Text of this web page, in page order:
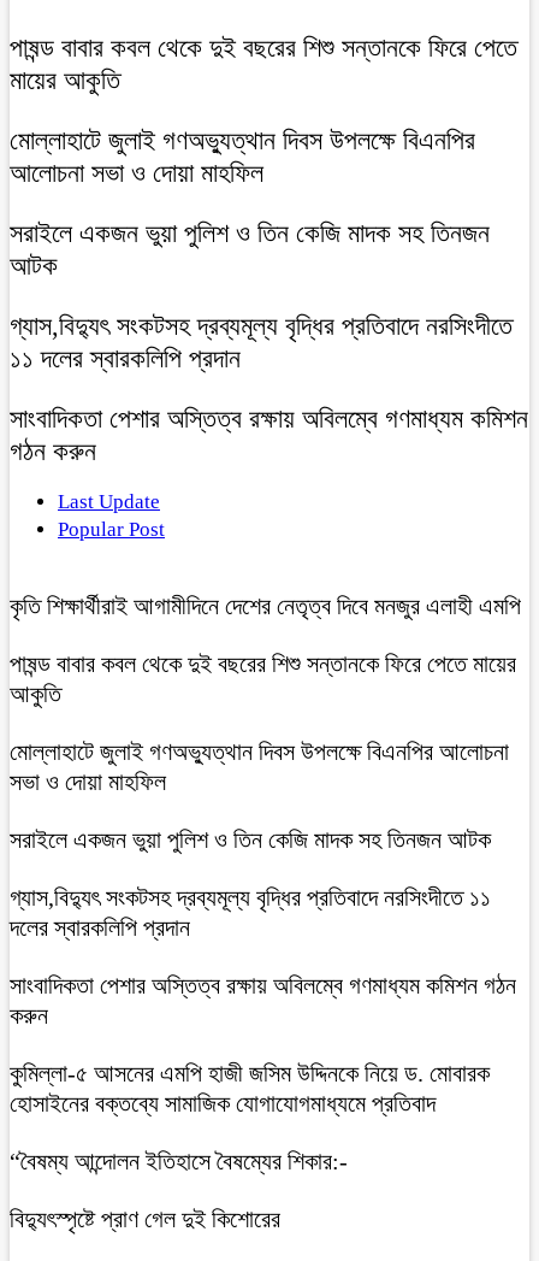
পাষন্ড বাবার কবল থেকে দুই বছরের শিশু সন্তানকে ফিরে পেতে
মায়ের আকুতি
মোল্লাহাটে জুলাই গণঅভ্যুত্থান দিবস উপলক্ষে বিএনপির
আলোচনা সভা ও দোয়া মাহফিল
সরাইলে একজন ভুয়া পুলিশ ও তিন কেজি মাদক সহ তিনজন
আটক
গ্যাস,বিদ্যুৎ সংকটসহ দ্রব্যমূল্য বৃদ্ধির প্রতিবাদে নরসিংদীতে
১১ দলের স্বারকলিপি প্রদান
সাংবাদিকতা পেশার অস্তিত্ব রক্ষায় অবিলম্বে গণমাধ্যম কমিশন
গঠন করুন
Last Update
Popular Post
কৃতি শিক্ষার্থীরাই আগামীদিনে দেশের নেতৃত্ব দিবে মনজুর এলাহী এমপি
পাষন্ড বাবার কবল থেকে দুই বছরের শিশু সন্তানকে ফিরে পেতে মায়ের
আকুতি
মোল্লাহাটে জুলাই গণঅভ্যুত্থান দিবস উপলক্ষে বিএনপির আলোচনা
সভা ও দোয়া মাহফিল
সরাইলে একজন ভুয়া পুলিশ ও তিন কেজি মাদক সহ তিনজন আটক
গ্যাস,বিদ্যুৎ সংকটসহ দ্রব্যমূল্য বৃদ্ধির প্রতিবাদে নরসিংদীতে ১১
দলের স্বারকলিপি প্রদান
সাংবাদিকতা পেশার অস্তিত্ব রক্ষায় অবিলম্বে গণমাধ্যম কমিশন গঠন
করুন
কুমিল্লা-৫ আসনের এমপি হাজী জসিম উদ্দিনকে নিয়ে ড. মোবারক
হোসাইনের বক্তব্যে সামাজিক যোগাযোগমাধ্যমে প্রতিবাদ
“বৈষম্য আন্দোলন ইতিহাসে বৈষম্যের শিকার:-
বিদ্যুৎস্পৃষ্টে প্রাণ গেল দুই কিশোরের